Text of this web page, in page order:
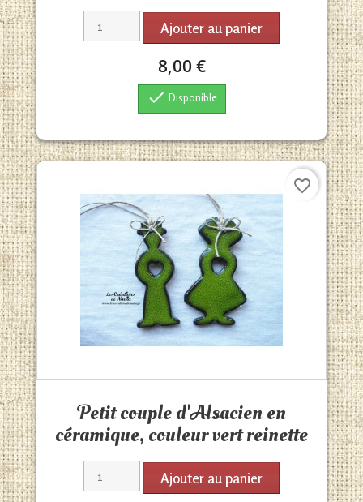
Ajouter au panier
8,00 €
 Disponible
Petit couple d'Alsacien en
céramique, couleur vert reinette
Ajouter au panier
favorite_border